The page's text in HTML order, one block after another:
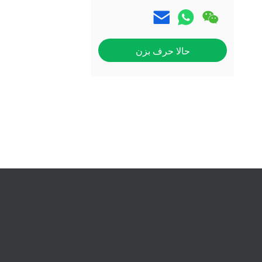
حالا حرف بزن